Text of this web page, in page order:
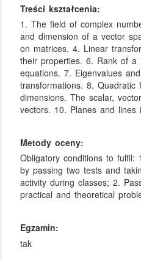
Treści kształcenia:
1. The field of complex
and dimension of a vector
on matrices. 4. Linear
their properties. 6. Rank of a
equations. 7. Eigenvalues
transformations. 8.
dimensions. The scalar,
vectors. 10. Planes and lines
Metody oceny:
Obligatory conditions to fulfil:
by passing two tests and
activity during classes; 2.
practical and theoretical
Egzamin:
tak